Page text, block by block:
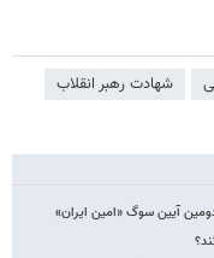
شهادت رهبر انقلاب
آیین سوگ «امین ایران»